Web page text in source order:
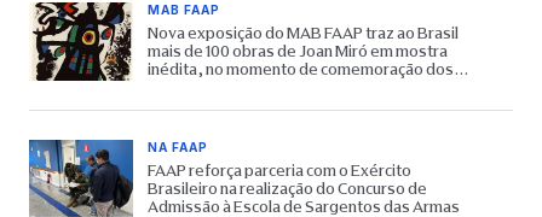
MAB FAAP
Nova exposição do MAB FAAP traz ao Brasil
mais de 100 obras de Joan Miró em mostra
inédita, no momento de comemoração dos
NA FAAP
FAAP reforça parceria com o Exército
Brasileiro na realização do Concurso de
Admissão à Escola de Sargentos das Armas